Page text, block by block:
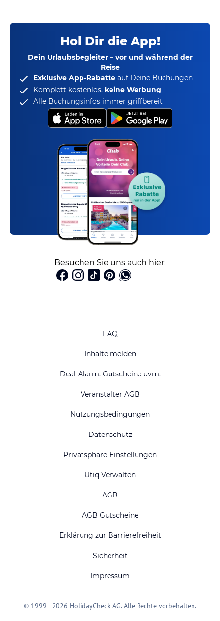
Hol Dir die App!
Dein Urlaubsbegleiter – vor und während der
Reise
Exklusive App-Rabatte auf Deine Buchungen
Komplett kostenlos, keine Werbung
Alle Buchungsinfos immer griffbereit
Besuchen Sie uns auch hier:
FAQ
Inhalte melden
Deal-Alarm, Gutscheine uvm.
Veranstalter AGB
Nutzungsbedingungen
Datenschutz
Privatsphäre-Einstellungen
Utiq Verwalten
AGB
AGB Gutscheine
Erklärung zur Barrierefreiheit
Sicherheit
Impressum
© 1999 - 2026 HolidayCheck AG. Alle Rechte vorbehalten.